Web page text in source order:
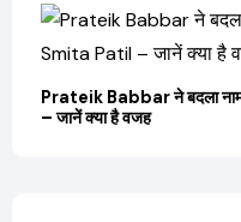
Prateik Babbar ने बदला
– जानें क्या है वजह